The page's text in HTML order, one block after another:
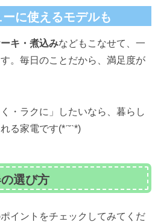
に使えるモデルも
キ・煮込みなどもこなせて、一
。毎日のことだから、満足度が
・ラクに」したいなら、暮らし
る家電です(*ˊ˘ˋ*)
選び方
イントをチェックしてみてくだ